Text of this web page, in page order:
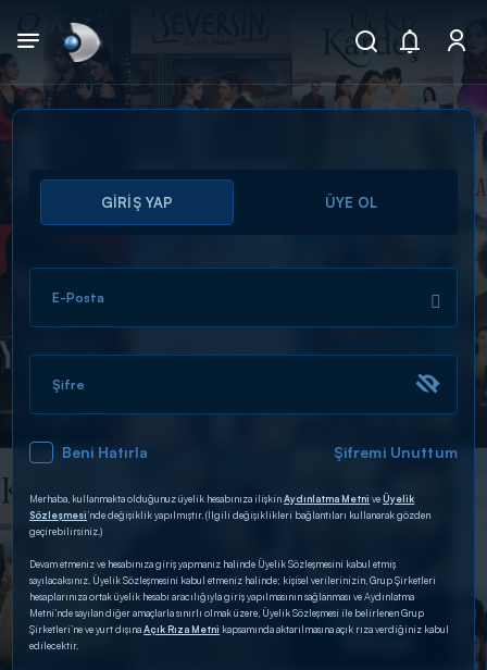
Arama
ARAMA SONUÇLARI
DİĞER SONUÇLAR
GİRİŞ YAP ÜYE OL
E-Posta
Şifre
Beni Hatırla Şifremi Unuttum
Merhaba, kullanmakta olduğunuz üyelik hesabınıza ilişkinAydınlatma Metni veÜyelik
Sözleşmesi’nde değişiklik yapılmıştır. (İlgili değişiklikleri bağlantıları kullanarak gözden
geçirebilirsiniz.)
Devam etmeniz ve hesabınıza giriş yapmanız halinde Üyelik Sözleşmesini kabul etmiş
sayılacaksınız. Üyelik Sözleşmesini kabul etmeniz halinde; kişisel verilerinizin, Grup Şirketleri
hesaplarınıza ortak üyelik hesabı aracılığıyla giriş yapılmasının sağlanması ve Aydınlatma
Metni’nde sayılan diğer amaçlarla sınırlı olmak üzere, Üyelik Sözleşmesi ile belirlenen Grup
Şirketleri’ne ve yurt dışınaAçık Rıza Metni kapsamında aktarılmasına açık rıza verdiğiniz kabul
edilecektir.